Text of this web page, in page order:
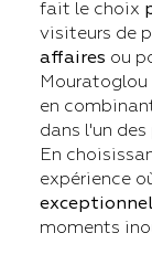
fait le choix
visiteurs de
affaires ou
en
dans l'un
En
expérience
exceptionnel
moments